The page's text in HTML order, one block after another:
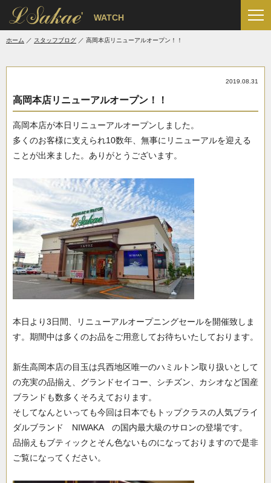
' WATCH
ホーム スタッフブログ 高岡本店リニューアルオープン！！
2019.08.31
高岡本店リニューアルオープン！！
高岡本店が本日リニューアルオープンしました。
多くのお客様に支えられ10数年、無事にリニューアルを迎える
ことが出来ました。ありがとうございます。
本日より3日間、リニューアルオープニングセールを開催致しま
す。期間中は多くのお品をご用意してお待ちいたしております。
新生高岡本店の目玉は呉西地区唯一のハミルトン取り扱いとして
の充実の品揃え、グランドセイコー、シチズン、カシオなど国産
ブランドも数多くそろえております。
そしてなんといっても今回は日本でもトップクラスの人気ブライ
ダルブランド NIWAKA の国内最大級のサロンの登場です。
品揃えもブティックとそん色ないものになっておりますので是非
ご覧になってください。